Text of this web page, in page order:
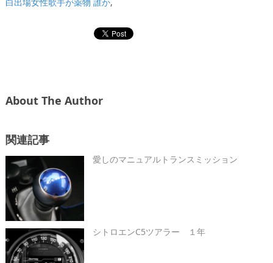
About The Author
関連記事
愛しのマニュアルトランスミッション
シトロエンC5ツアラー １年